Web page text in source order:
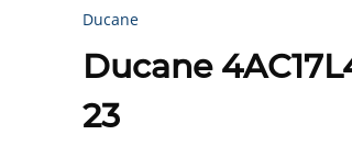
Ducane
Ducane
23